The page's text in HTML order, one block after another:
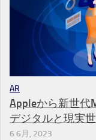
AR
Appleから新世代
デジタルと現実
6 6月, 2023